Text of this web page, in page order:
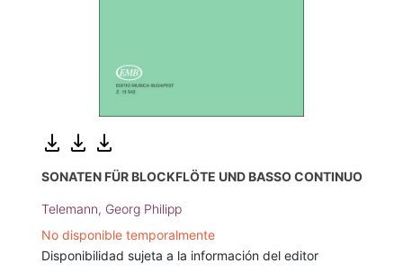
SONATEN FÜR BLOCKFLÖTE UND BASSO CONTINUO
Telemann, Georg Philipp
No disponible temporalmente
Disponibilidad sujeta a la información del editor